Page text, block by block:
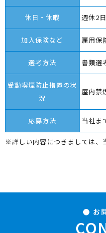
休日・休暇 週休2
加入保険など 雇用保
選考方法 書類選
受動喫煙防止措置の状
況
屋内禁
応募方法 当社ま
※詳しい内容につきましては、
お